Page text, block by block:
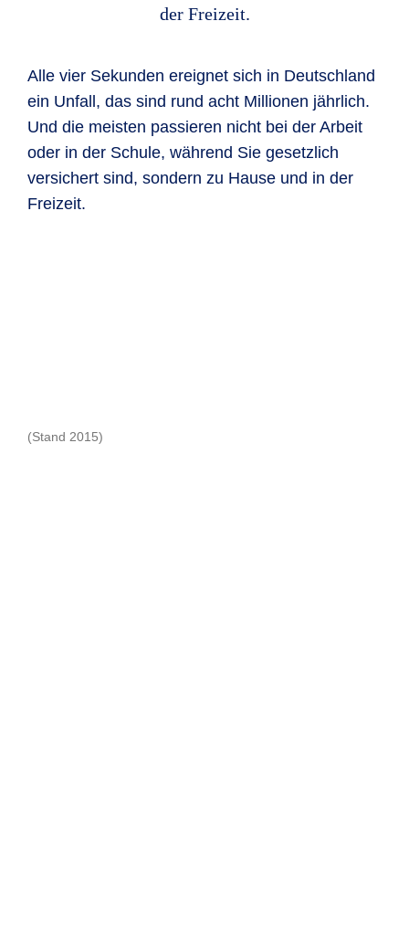
der Freizeit.
Alle vier Sekunden ereignet sich in Deutschland
ein Unfall, das sind rund acht Millionen jährlich.
Und die meisten passieren nicht bei der Arbeit
oder in der Schule, während Sie gesetzlich
versichert sind, sondern zu Hause und in der
Freizeit.
(Stand 2015)